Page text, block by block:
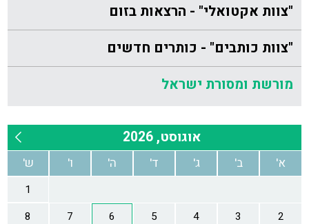
"צוות אקטואלי" - הרצאות בזום
"צוות כותבים" - כותרים חדשים
מורשת ומסורת ישראל